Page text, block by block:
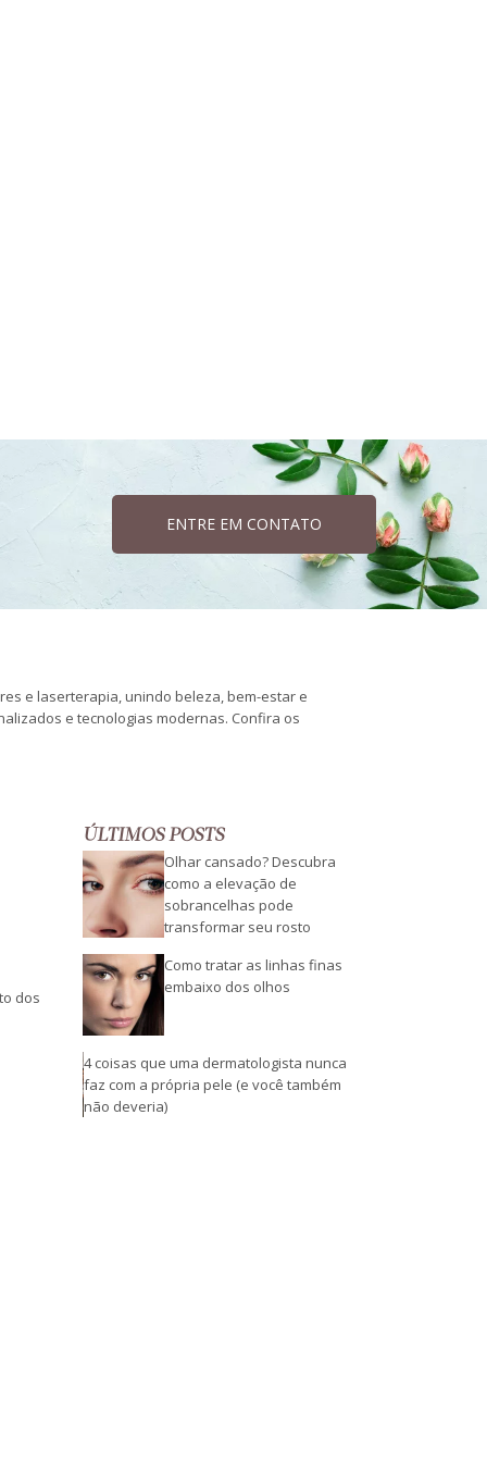
ENTRE EM CONTATO
e laserterapia, unindo beleza, bem-estar e
e tecnologias modernas. Confira os
dos
ÚLTIMOS POSTS
Olhar cansado? Descubra
como a elevação de
sobrancelhas pode
transformar seu rosto
Como tratar as linhas finas
embaixo dos olhos
4 coisas que uma dermatologista nunca
faz com a própria pele (e você também
não deveria)